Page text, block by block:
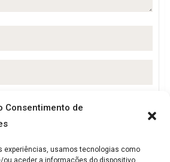
Consentimento de
experiências, usamos tecnologias como
aceder a informações do dispositivo.
eu comentar.